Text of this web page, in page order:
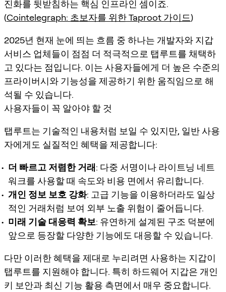
진화를 뒷받침하는 핵심 인프라인 셈이죠.
(Cointelegraph: 초보자를 위한 Taproot 가이드)
2025년 현재 눈에 띄는 흐름 중 하나는 개발자와 지갑
서비스 업체들이 점점 더 적극적으로 탭루트를 채택하
고 있다는 점입니다. 이는 사용자들에게 더 높은 수준의
프라이버시와 기능성을 제공하기 위한 움직임으로 해
석될 수 있습니다.
사용자들이 꼭 알아야 할 것
탭루트는 기술적인 내용처럼 보일 수 있지만, 일반 사용
자에게도 실질적인 혜택을 제공합니다:
더 빠르고 저렴한 거래 : 다중 서명이나 라이트닝 네트
워크를 사용할 때 속도와 비용 면에서 유리합니다.
개인 정보 보호 강화: 고급 기능을 이용하더라도 일상
적인 거래처럼 보여 외부 노출 위험이 줄어듭니다.
미래 기술 대응력 확보: 유연하게 설계된 구조 덕분에
앞으로 등장할 다양한 기능에도 대응할 수 있습니다.
다만 이러한 혜택을 제대로 누리려면 사용하는 지갑이
탭루트를 지원해야 합니다. 특히 하드웨어 지갑은 개인
키 보안과 최신 기능 활용 측면에서 매우 중요합니다.